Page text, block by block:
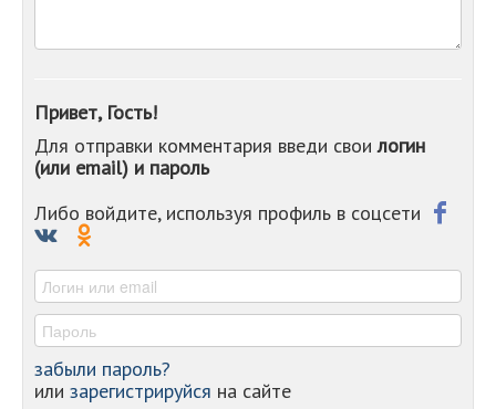
-
-
-
Привет, Гость!
Для отправки комментария введи своилогин
(или email) и пароль
Либо войдите, используя профиль в соцсети
забыли пароль?
или зарегистрируйся на сайте